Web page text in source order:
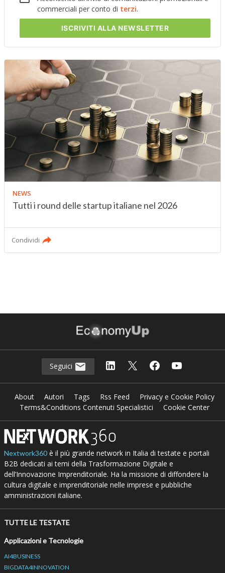
commerciali per conto di terzi.
ISCRIVITI ALLA NEWSLETTER
NEWS
Tutti i round delle startup italiane nel 2026
Condividi
Seguici
About Autori Tags Rss Feed
Privacy e Cookie Policy
Terms&Conditions Contenuti Specialistici
Cookie Center
Nextwork360è il più grande network in Italia di testate e portali
B2B dedicati ai temi della Trasformazione Digitale e
dell’Innovazione Imprenditoriale. Ha la missione di diffondere la
cultura digitale e imprenditoriale nelle imprese e pubbliche
amministrazioni italiane.
TUTTE LE TESTATE
Applicazioni e Tecnologie
AI4BUSINESS
BIGDATA4INNOVATION